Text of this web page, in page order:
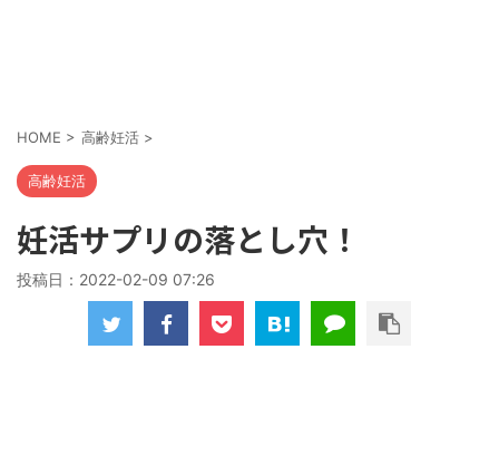
HOME > 高齢妊活 >
高齢妊活
妊活サプリの落とし穴！
投稿日： 2022-02-09 07:26